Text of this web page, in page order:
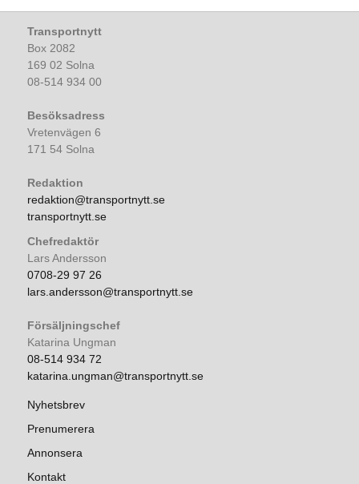
Transportnytt
Box 2082
169 02 Solna
08-514 934 00
Besöksadress
Vretenvägen 6
171 54 Solna
Redaktion
redaktion@transportnytt.se
transportnytt.se
Chefredaktör
Lars Andersson
0708-29 97 26
lars.andersson@transportnytt.se
Försäljningschef
Katarina Ungman
08-514 934 72
katarina.ungman@transportnytt.se
Nyhetsbrev
Prenumerera
Annonsera
Kontakt